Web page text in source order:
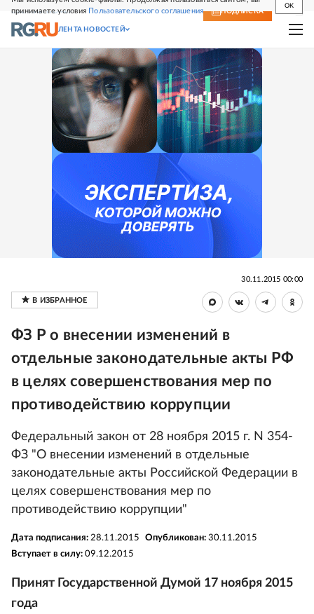
принимаете условия Пользовательского соглашения
OK
СВЕЖИЙ НОМЕР ПОДПИСКА
ЛЕНТА НОВОСТЕЙ
30.11.2015 00:00
ФЗ Р о внесении изменений в
отдельные законодательные акты РФ
в целях совершенствования мер по
противодействию коррупции
Федеральный закон от 28 ноября 2015 г. N 354-
ФЗ "О внесении изменений в отдельные
законодательные акты Российской Федерации в
целях совершенствования мер по
противодействию коррупции"
Дата подписания: 28.11.2015 Опубликован: 30.11.2015
Вступает в силу: 09.12.2015
Принят Государственной Думой 17 ноября 2015
года